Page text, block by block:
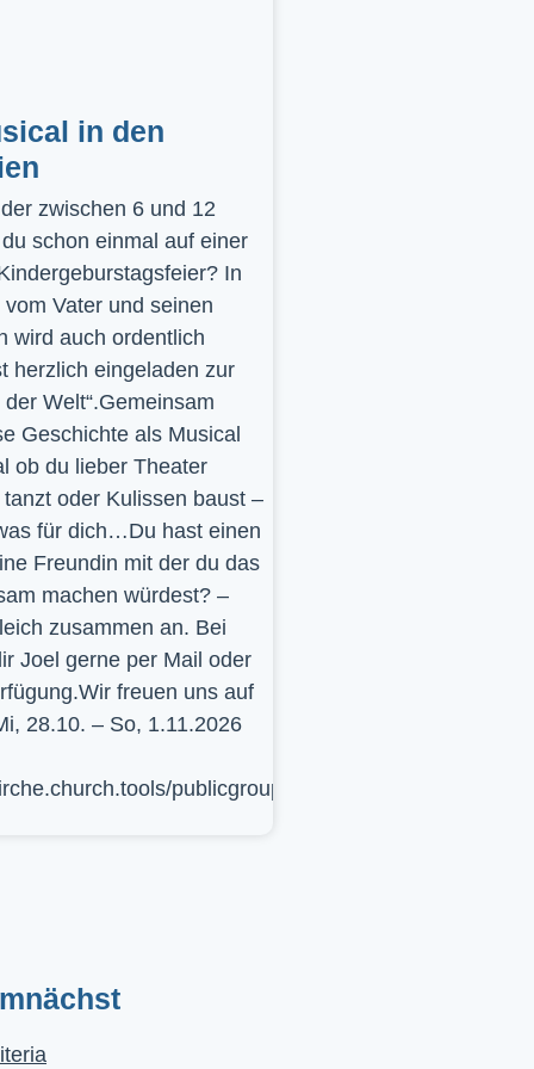
in den
zwischen 6 und 12
schon einmal auf einer
In
Vater und seinen
wird auch ordentlich
herzlich eingeladen zur
Welt“.Gemeinsam
Geschichte als Musical
ob du lieber Theater
oder Kulissen baust –
für dich…Du hast einen
Freundin mit der du das
machen würdest? –
zusammen an. Bei
Joel gerne per Mail oder
freuen uns auf
28.10. – So, 1.11.2026
publicgroup/617